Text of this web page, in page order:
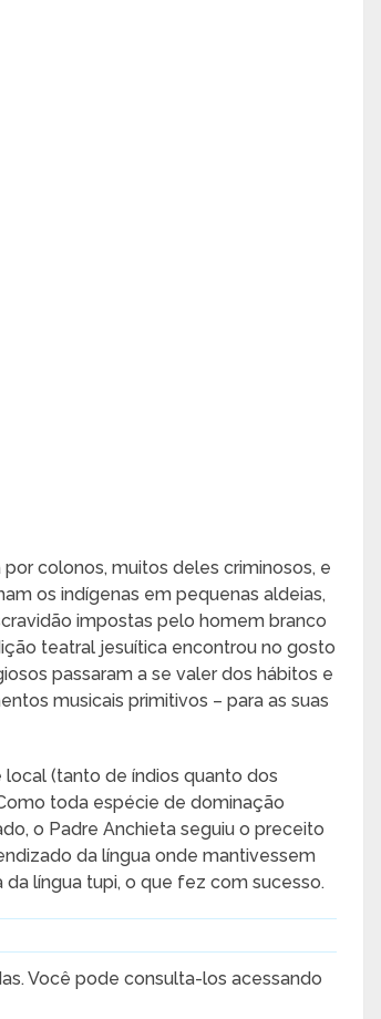
colonos, muitos deles criminosos, e
os indígenas em pequenas aldeias,
impostas pelo homem branco
teatral jesuítica encontrou no gosto
passaram a se valer dos hábitos e
musicais primitivos – para as suas
(tanto de índios quanto dos
toda espécie de dominação
o Padre Anchieta seguiu o preceito
da língua onde mantivessem
língua tupi, o que fez com sucesso.
Você pode consulta-los acessando